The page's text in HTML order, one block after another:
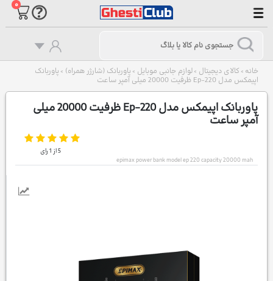
۰
خانه > کالای دیجیتال > لوازم جانبی موبایل > پاوربانک (شارژر همراه) > پاوربانک
اپیمکس مدل Ep-220 ظرفیت 20000 میلی آمپر ساعت
پاوربانک اپیمکس مدل Ep-220 ظرفیت 20000 میلی
آمپر ساعت
5از 1رای
epimax power bank model ep 220 capacity 20000 mah